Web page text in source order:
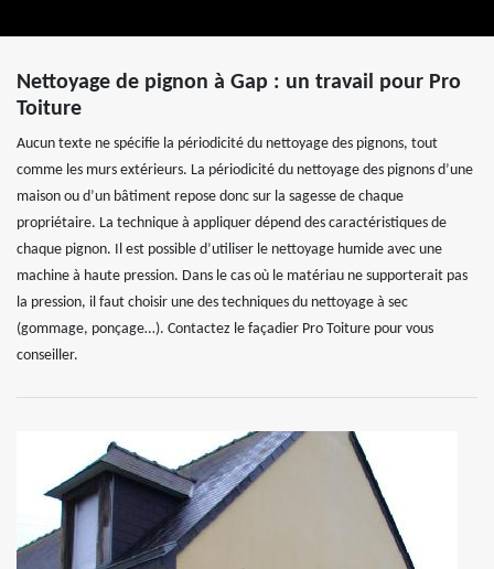
Nettoyage de pignon à Gap : un travail pour Pro
Toiture
Aucun texte ne spécifie la périodicité du nettoyage des pignons, tout
comme les murs extérieurs. La périodicité du nettoyage des pignons d’une
maison ou d’un bâtiment repose donc sur la sagesse de chaque
propriétaire. La technique à appliquer dépend des caractéristiques de
chaque pignon. Il est possible d’utiliser le nettoyage humide avec une
machine à haute pression. Dans le cas où le matériau ne supporterait pas
la pression, il faut choisir une des techniques du nettoyage à sec
(gommage, ponçage…). Contactez le façadier Pro Toiture pour vous
conseiller.